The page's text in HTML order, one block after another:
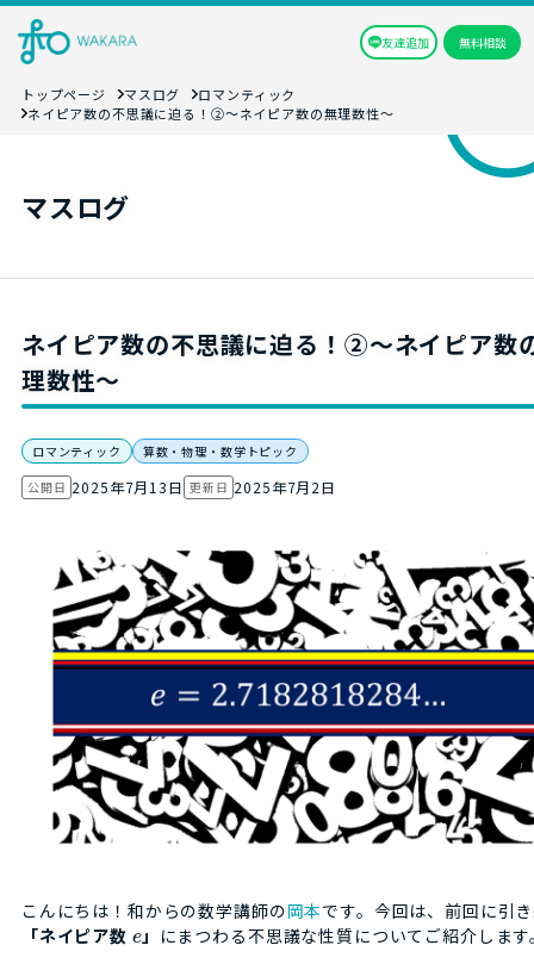
友達追加 無料相談
トップページ マスログ
ロマンティック
ネイピア数の不思議に迫る！②～ネイピア数の無理数性～
マスログ
ネイピア数の不思議に迫る！②～ネイピア数
理数性～
ロマンティック
算数・物理・数学トピック
公開日 2025年7月13日 更新日 2025年7月2日
こんにちは！和からの数学講師の岡本です。今回は、前回に引
「ネイピア数 e」 にまつわる不思議な性質についてご紹介します